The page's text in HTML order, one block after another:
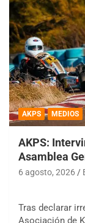
AKPS MEDIOS
AKPS:
Asamblea
6 agosto, 2026
Tras declarar
Asociación de